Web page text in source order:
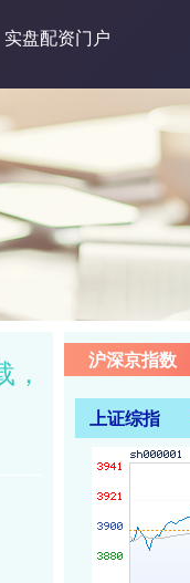
实盘配资门户
沪深京指数
上证综指